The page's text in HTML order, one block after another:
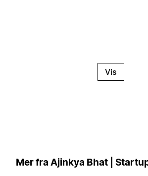
Vis
Mer fra Ajinkya Bhat |